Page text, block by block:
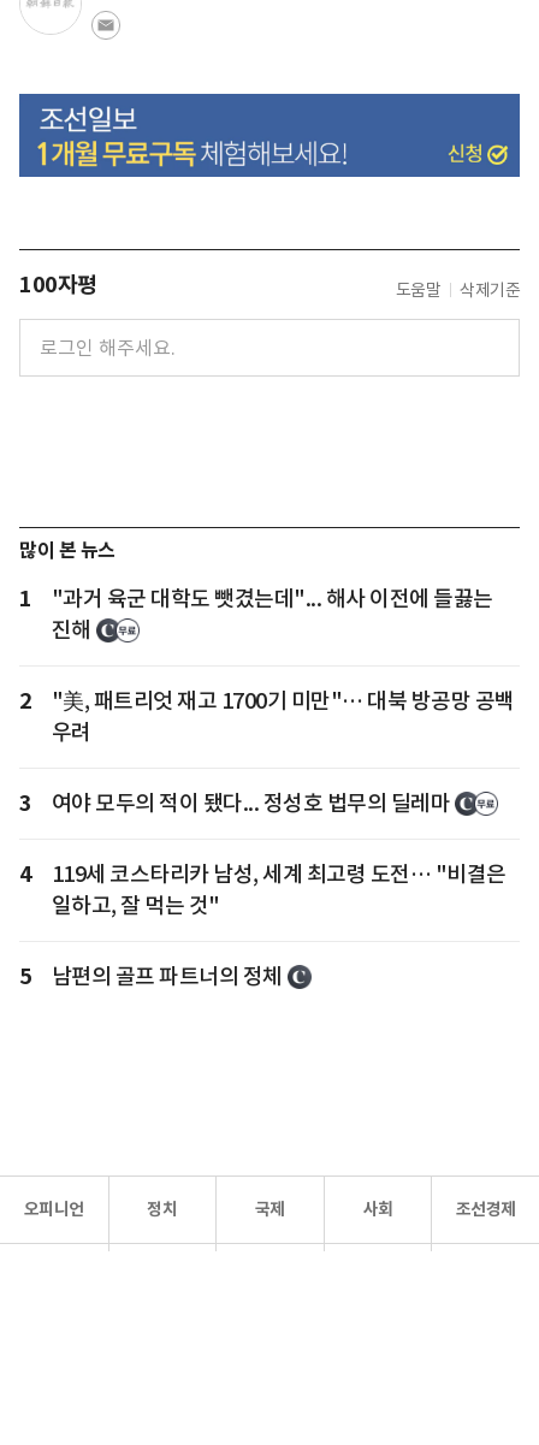
100자평 도움말 삭제기준
많이 본 뉴스
1
"과거 육군 대학도 뺏겼는데"... 해사 이전에 들끓는
진해
2
"美, 패트리엇 재고 1700기 미만"… 대북 방공망 공백
우려
3 여야 모두의 적이 됐다... 정성호 법무의 딜레마
4
119세 코스타리카 남성, 세계 최고령 도전… "비결은
일하고, 잘 먹는 것"
5 남편의 골프 파트너의 정체
오피니언 정치 국제 사회 조선경제